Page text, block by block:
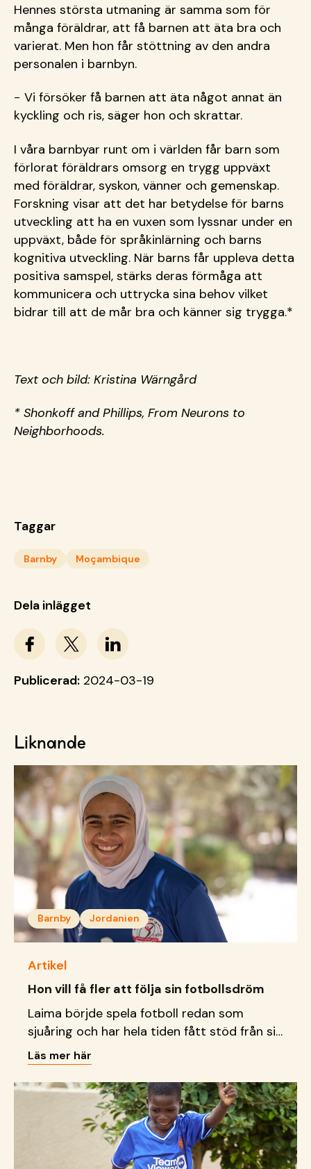
Hennes största utmaning är samma som för
många föräldrar, att få barnen att äta bra och
varierat. Men hon får stöttning av den andra
personalen i barnbyn.
− Vi försöker få barnen att äta något annat än
kyckling och ris, säger hon och skrattar.
I våra barnbyar runt om i världen får barn som
förlorat föräldrars omsorg en trygg uppväxt
med föräldrar, syskon, vänner och gemenskap.
Forskning visar att det har betydelse för barns
utveckling att ha en vuxen som lyssnar under en
uppväxt, både för språkinlärning och barns
kognitiva utveckling. När barns får uppleva detta
positiva samspel, stärks deras förmåga att
kommunicera och uttrycka sina behov vilket
bidrar till att de mår bra och känner sig trygga.*
Text och bild: Kristina Wärngård
* Shonkoff and Phillips, From Neurons to
Neighborhoods.
Taggar
Barnby Moçambique
Dela inlägget
Publicerad: 2024-03-19
Liknande
Barnby Jordanien
Artikel
Hon vill få fler att följa sin fotbollsdröm
Laima börjde spela fotboll redan som
sjuåring och har hela tiden fått stöd från sin
SOS-mamma att följa sin dröm mot att blir
fotbollsproffs.
Läs mer här